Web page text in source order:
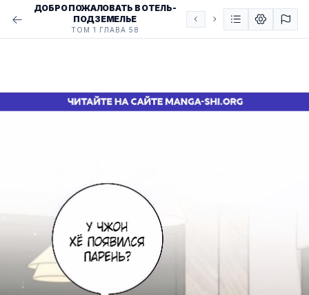
ДОБРО ПОЖАЛОВАТЬ В ОТЕЛЬ-
ПОДЗЕМЕЛЬЕ
ТОМ 1 ГЛАВА 58